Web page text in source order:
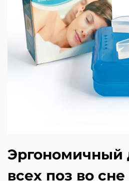
Эргономичный
всех поз во сне